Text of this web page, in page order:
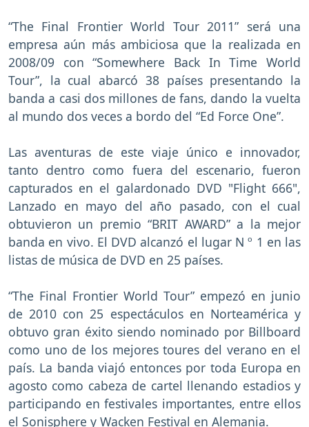
“The Final Frontier World Tour 2011” será una
empresa aún más ambiciosa que la realizada en
2008/09 con “Somewhere Back In Time World
Tour”, la cual abarcó 38 países presentando la
banda a casi dos millones de fans, dando la vuelta
al mundo dos veces a bordo del “Ed Force One”.
Las aventuras de este viaje único e innovador,
tanto dentro como fuera del escenario, fueron
capturados en el galardonado DVD "Flight 666",
Lanzado en mayo del año pasado, con el cual
obtuvieron un premio “BRIT AWARD” a la mejor
banda en vivo. El DVD alcanzó el lugar N º 1 en las
listas de música de DVD en 25 países.
“The Final Frontier World Tour” empezó en junio
de 2010 con 25 espectáculos en Norteamérica y
obtuvo gran éxito siendo nominado por Billboard
como uno de los mejores toures del verano en el
país. La banda viajó entonces por toda Europa en
agosto como cabeza de cartel llenando estadios y
participando en festivales importantes, entre ellos
el Sonisphere y Wacken Festival en Alemania.